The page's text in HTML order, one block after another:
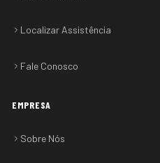
Localizar Assistência
Fale Conosco
EMPRESA
Sobre Nós